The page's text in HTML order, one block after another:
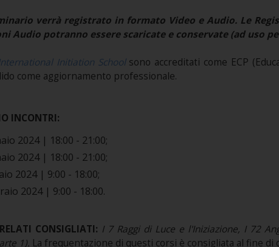
verrà registrato in formato Video e Audio. Le
Audio potranno essere scaricate e conservate (ad uso
Initiation Schoolsono accreditati come ECP
come aggiornamento professionale.
INCONTRI:
2024 | 18:00 - 21:00;
2024 | 18:00 - 21:00;
2024 | 9:00 - 18:00;
2024 | 9:00 - 18:00.
CONSIGLIATI: I 7 Raggi di Luce e l'Iniziazione, I 72
1). La frequentazione di questi corsi è consigliata al fine